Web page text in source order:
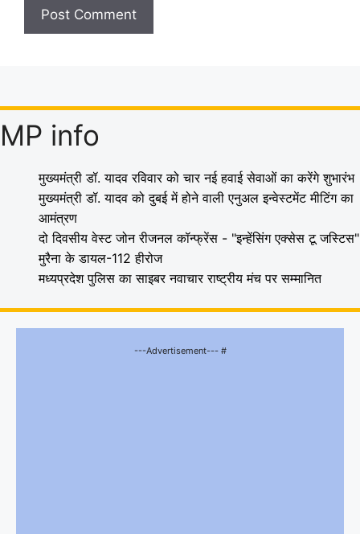
MP info
मुख्यमंत्री डॉ. यादव रविवार को चार नई हवाई सेवाओं का करेंगे शुभारंभ
मुख्यमंत्री डॉ. यादव को दुबई में होने वाली एनुअल इन्वेस्टमेंट मीटिंग का
आमंत्रण
दो दिवसीय वेस्ट जोन रीजनल कॉन्फ्रेंस - "इन्हेंसिंग एक्सेस टू जस्टिस"
मुरैना के डायल-112 हीरोज
मध्यप्रदेश पुलिस का साइबर नवाचार राष्ट्रीय मंच पर सम्मानित
---Advertisement--- #